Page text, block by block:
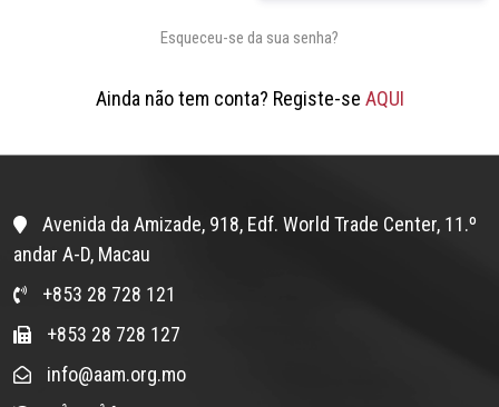
Esqueceu-se da sua senha?
Ainda não tem conta? Registe-se AQUI
Avenida da Amizade, 918, Edf. World Trade Center, 11.º
andar A-D, Macau
+853 28 728 121
+853 28 728 127
info@aam.org.mo